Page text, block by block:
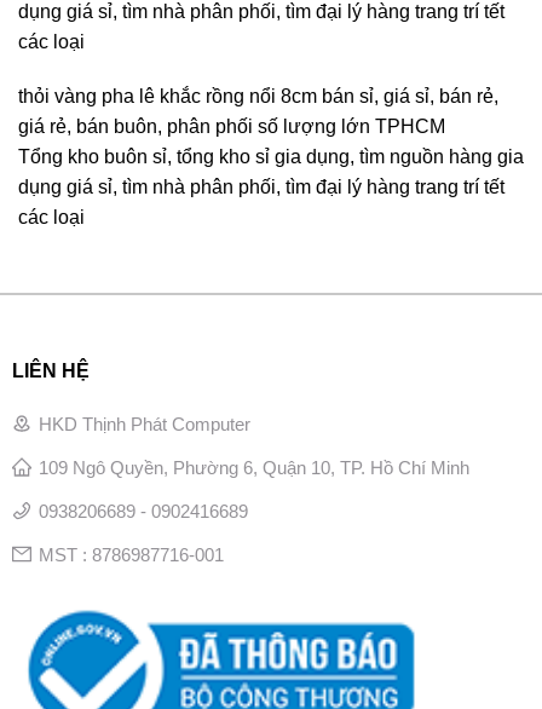
dụng giá sỉ, tìm nhà phân phối, tìm đại lý hàng trang trí tết
các loại
thỏi vàng pha lê khắc rồng nổi 8cm bán sỉ, giá sỉ, bán rẻ,
giá rẻ, bán buôn, phân phối số lượng lớn TPHCM
Tổng kho buôn sỉ, tổng kho sỉ gia dụng, tìm nguồn hàng gia
dụng giá sỉ, tìm nhà phân phối, tìm đại lý hàng trang trí tết
các loại
LIÊN HỆ
HKD Thịnh Phát Computer
109 Ngô Quyền, Phường 6, Quận 10, TP. Hồ Chí Minh
0938206689 - 0902416689
MST : 8786987716-001